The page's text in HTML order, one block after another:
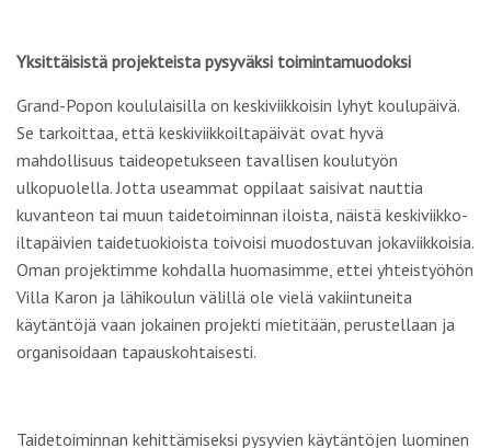
Yksittäisistä projekteista pysyväksi toimintamuodoksi
Grand-Popon koululaisilla on keskiviikkoisin lyhyt koulupäivä.
Se tarkoittaa, että keskiviikkoiltapäivät ovat hyvä
mahdollisuus taideopetukseen tavallisen koulutyön
ulkopuolella. Jotta useammat oppilaat saisivat nauttia
kuvanteon tai muun taidetoiminnan iloista, näistä keskiviikko-
iltapäivien taidetuokioista toivoisi muodostuvan jokaviikkoisia.
Oman projektimme kohdalla huomasimme, ettei yhteistyöhön
Villa Karon ja lähikoulun välillä ole vielä vakiintuneita
käytäntöjä vaan jokainen projekti mietitään, perustellaan ja
organisoidaan tapauskohtaisesti.
Taidetoiminnan kehittämiseksi pysyvien käytäntöjen luominen